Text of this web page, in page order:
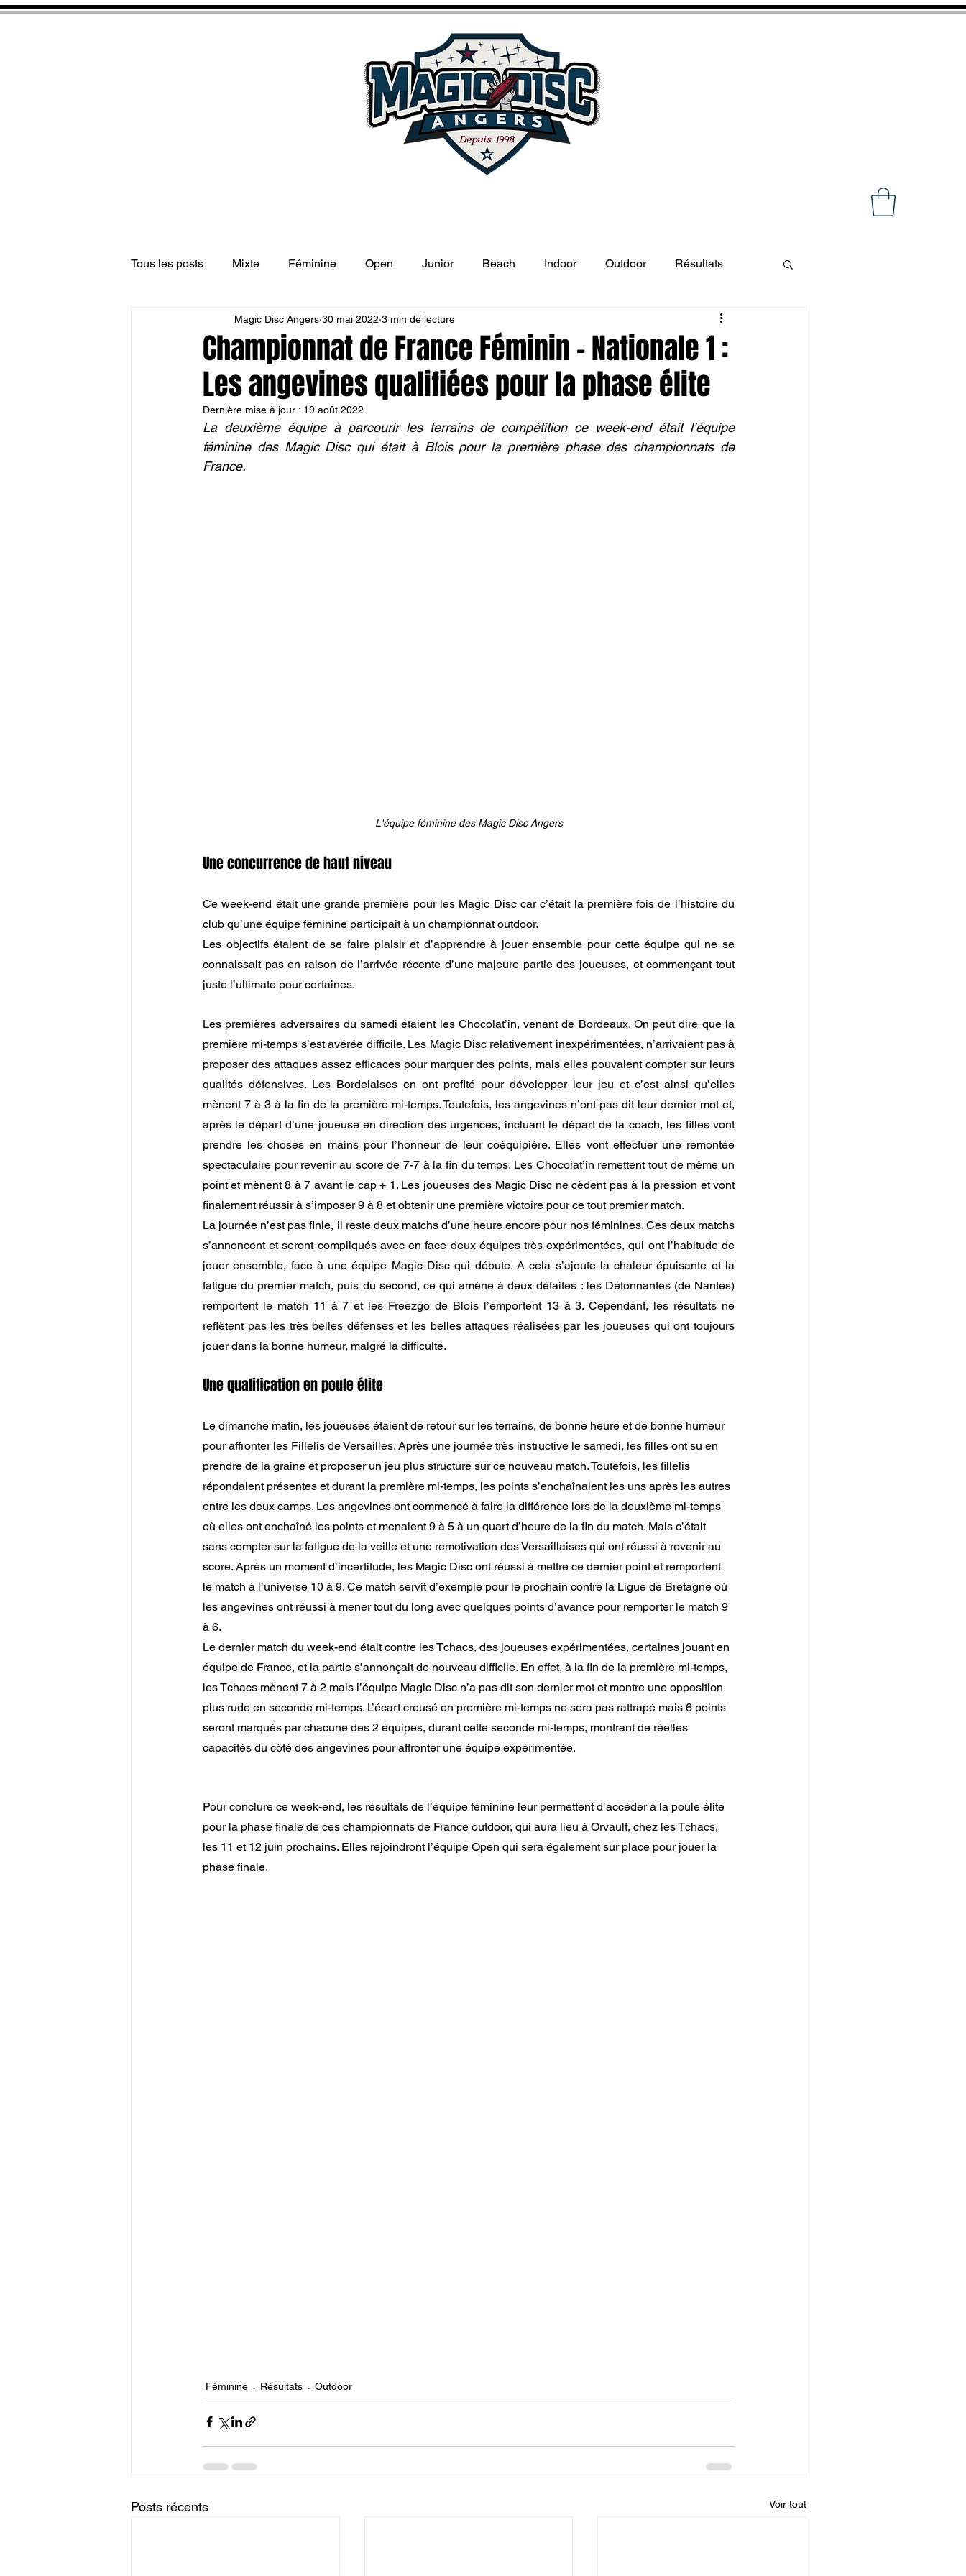
Tous les posts Mixte Féminine Open Junior Beach Indoor Outdoor Résultats
Equipe de France Magic Cut Master
Championnat de France Féminin – Nationale 1 :
Les angevines qualifiées pour la phase élite
Magic Disc Angers 30 mai 2022 3 min de lecture
Dernière mise à jour : 19 août 2022
La deuxième équipe à parcourir les terrains de compétition ce week-end était l’équipe
féminine des Magic Disc qui était à Blois pour la première phase des championnats de
France.
L'équipe féminine des Magic Disc Angers
Une concurrence de haut niveau
Ce week-end était une grande première pour les Magic Disc car c’était la première fois de l’histoire du
club qu’une équipe féminine participait à un championnat outdoor.
Les objectifs étaient de se faire plaisir et d’apprendre à jouer ensemble pour cette équipe qui ne se
connaissait pas en raison de l’arrivée récente d’une majeure partie des joueuses, et commençant tout
juste l’ultimate pour certaines.
Les premières adversaires du samedi étaient les Chocolat’in, venant de Bordeaux. On peut dire que la
première mi-temps s’est avérée difficile. Les Magic Disc relativement inexpérimentées, n’arrivaient pas à
proposer des attaques assez efficaces pour marquer des points, mais elles pouvaient compter sur leurs
qualités défensives. Les Bordelaises en ont profité pour développer leur jeu et c’est ainsi qu’elles
mènent 7 à 3 à la fin de la première mi-temps. Toutefois, les angevines n’ont pas dit leur dernier mot et,
après le départ d’une joueuse en direction des urgences, incluant le départ de la coach, les filles vont
prendre les choses en mains pour l’honneur de leur coéquipière. Elles vont effectuer une remontée
spectaculaire pour revenir au score de 7-7 à la fin du temps. Les Chocolat’in remettent tout de même un
point et mènent 8 à 7 avant le cap + 1. Les joueuses des Magic Disc ne cèdent pas à la pression et vont
finalement réussir à s’imposer 9 à 8 et obtenir une première victoire pour ce tout premier match.
La journée n’est pas finie, il reste deux matchs d’une heure encore pour nos féminines. Ces deux matchs
s’annoncent et seront compliqués avec en face deux équipes très expérimentées, qui ont l’habitude de
jouer ensemble, face à une équipe Magic Disc qui débute. A cela s’ajoute la chaleur épuisante et la
fatigue du premier match, puis du second, ce qui amène à deux défaites : les Détonnantes (de Nantes)
remportent le match 11 à 7 et les Freezgo de Blois l’emportent 13 à 3. Cependant, les résultats ne
reflètent pas les très belles défenses et les belles attaques réalisées par les joueuses qui ont toujours
jouer dans la bonne humeur, malgré la difficulté.
Une qualification en poule élite
Le dimanche matin, les joueuses étaient de retour sur les terrains, de bonne heure et de bonne humeur
pour affronter les Fillelis de Versailles. Après une journée très instructive le samedi, les filles ont su en
prendre de la graine et proposer un jeu plus structuré sur ce nouveau match. Toutefois, les fillelis
répondaient présentes et durant la première mi-temps, les points s’enchaînaient les uns après les autres
entre les deux camps. Les angevines ont commencé à faire la différence lors de la deuxième mi-temps
où elles ont enchaîné les points et menaient 9 à 5 à un quart d’heure de la fin du match. Mais c’était
sans compter sur la fatigue de la veille et une remotivation des Versaillaises qui ont réussi à revenir au
score. Après un moment d’incertitude, les Magic Disc ont réussi à mettre ce dernier point et remportent
le match à l’universe 10 à 9. Ce match servit d’exemple pour le prochain contre la Ligue de Bretagne où
les angevines ont réussi à mener tout du long avec quelques points d’avance pour remporter le match 9
à 6.
Le dernier match du week-end était contre les Tchacs, des joueuses expérimentées, certaines jouant en
équipe de France, et la partie s’annonçait de nouveau difficile. En effet, à la fin de la première mi-temps,
les Tchacs mènent 7 à 2 mais l’équipe Magic Disc n’a pas dit son dernier mot et montre une opposition
plus rude en seconde mi-temps. L’écart creusé en première mi-temps ne sera pas rattrapé mais 6 points
seront marqués par chacune des 2 équipes, durant cette seconde mi-temps, montrant de réelles
capacités du côté des angevines pour affronter une équipe expérimentée.
Pour conclure ce week-end, les résultats de l’équipe féminine leur permettent d’accéder à la poule élite
pour la phase finale de ces championnats de France outdoor, qui aura lieu à Orvault, chez les Tchacs,
les 11 et 12 juin prochains. Elles rejoindront l’équipe Open qui sera également sur place pour jouer la
phase finale.
Féminine Résultats Outdoor
Posts récents Voir tout